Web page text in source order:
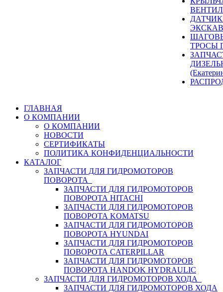
ТРОСЫ
ГЛАВНАЯ
О КОМПАНИИ
О КОМПАНИИ
НОВОСТИ
СЕРТИФИКАТЫ
ПОЛИТИКА КОНФИДЕНЦИАЛЬНОСТИ
КАТАЛОГ
ЗАПЧАСТИ ДЛЯ ГИДРОМОТОРОВ
ПОВОРОТА
ЗАПЧАСТИ ДЛЯ ГИДРОМОТОРОВ
ПОВОРОТА HITACHI
ЗАПЧАСТИ ДЛЯ ГИДРОМОТОРОВ
ПОВОРОТА KOMATSU
ЗАПЧАСТИ ДЛЯ ГИДРОМОТОРОВ
ПОВОРОТА HYUNDAI
ЗАПЧАСТИ ДЛЯ ГИДРОМОТОРОВ
ПОВОРОТА CATERPILLAR
ЗАПЧАСТИ ДЛЯ ГИДРОМОТОРОВ
ПОВОРОТА HANDOK HYDRAULIC
ЗАПЧАСТИ ДЛЯ ГИДРОМОТОРОВ ХОДА
ЗАПЧАСТИ ДЛЯ ГИДРОМОТОРОВ ХОДА